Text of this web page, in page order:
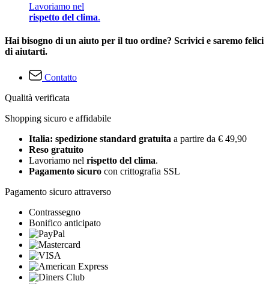
Lavoriamo nel
rispetto del clima.
Hai bisogno di un aiuto per il tuo ordine? Scrivici e saremo felici
di aiutarti.
Contatto
Qualità verificata
Shopping sicuro e affidabile
Italia: spedizione standard gratuita a partire da € 49,90
Reso gratuito
Lavoriamo nel rispetto del clima.
Pagamento sicuro con crittografia SSL
Pagamento sicuro attraverso
Contrassegno
Bonifico anticipato